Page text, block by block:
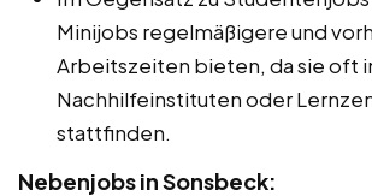
Minijobs regelmäßigere und
Arbeitszeiten bieten, da sie oft
Nachhilfeinstituten oder
stattfinden.
Nebenjobs in Sonsbeck: